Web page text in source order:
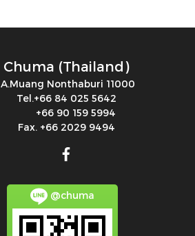
Chuma (Thailand)
A.Muang Nonthaburi 11000
Tel.+66 84 025 5642
+66 90 159 5994
Fax. +66 2029 9494
@chuma